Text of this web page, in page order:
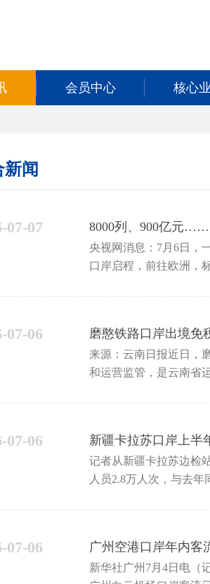
会员中心 核心
闻
07-07 8000列、900亿元……
央视网消息：7月6日，
口岸启程，前往欧洲，
07-06 磨憨铁路口岸出境免
来源：云南日报近日，
和运营监管，是云南省
07-06 新疆卡拉苏口岸上半
记者从新疆卡拉苏边检
人员2.8万人次，与去年
07-06 广州空港口岸年内客
新华社广州7月4日电（